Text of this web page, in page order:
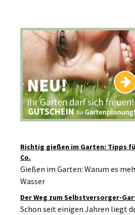
Richtig gießen im Garten: Tipps
Co.
Gießen im Garten: Warum es
Wasser
Der Weg zum Selbstversorger-
Schon seit einigen Jahren liegt